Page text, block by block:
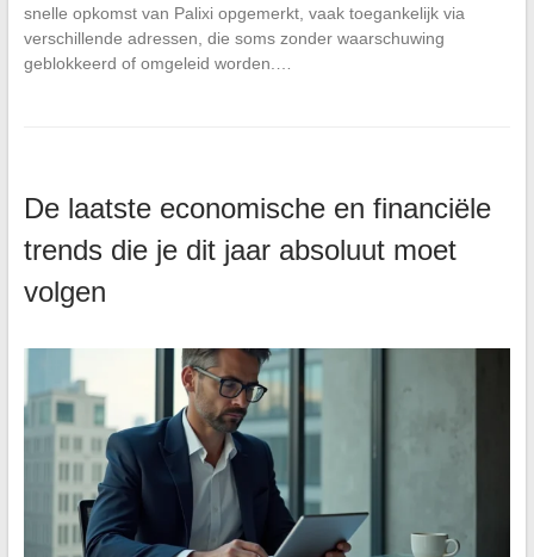
snelle opkomst van Palixi opgemerkt, vaak toegankelijk via
verschillende adressen, die soms zonder waarschuwing
geblokkeerd of omgeleid worden.…
De laatste economische en financiële
trends die je dit jaar absoluut moet
volgen